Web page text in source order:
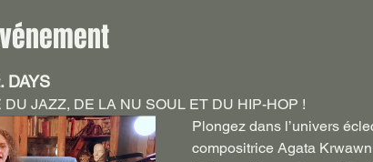
DAYS
DU JAZZ, DE LA NU SOUL ET DU HIP-HOP !
Plongez dans l’univers
compositrice Agata